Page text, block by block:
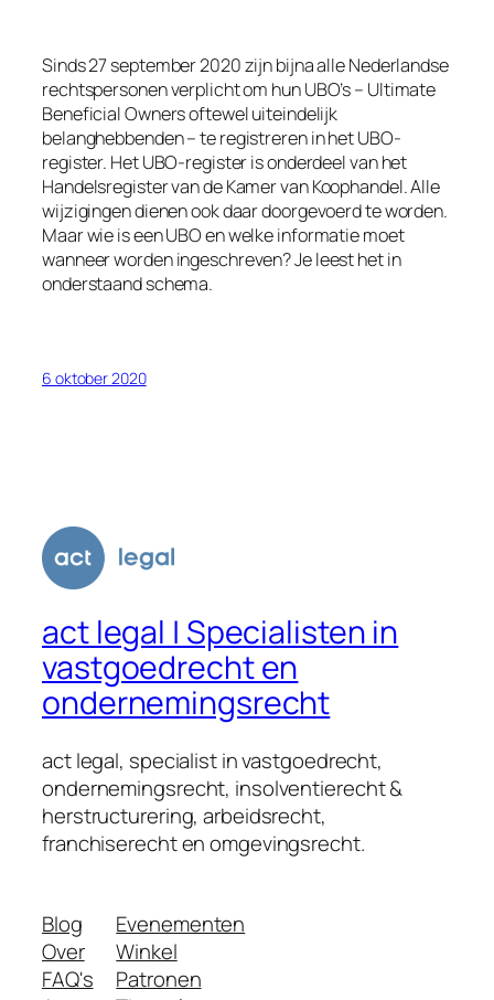
Sinds 27 september 2020 zijn bijna alle Nederlandse
rechtspersonen verplicht om hun UBO’s – Ultimate
Beneficial Owners oftewel uiteindelijk
belanghebbenden – te registreren in het UBO-
register. Het UBO-register is onderdeel van het
Handelsregister van de Kamer van Koophandel. Alle
wijzigingen dienen ook daar doorgevoerd te worden.
Maar wie is een UBO en welke informatie moet
wanneer worden ingeschreven? Je leest het in
onderstaand schema.
6 oktober 2020
act legal | Specialisten in
vastgoedrecht en
ondernemingsrecht
act legal, specialist in vastgoedrecht,
ondernemingsrecht, insolventierecht &
herstructurering, arbeidsrecht,
franchiserecht en omgevingsrecht.
Blog
Over
FAQ's
Evenementen
Winkel
Patronen